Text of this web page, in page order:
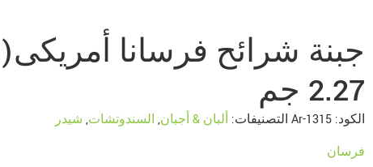
2.27 جم
الكود: 1315-Ar التصنيفات: ألبان & أجبان, السندوتشات, شيدر
فرسان